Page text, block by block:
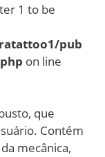
1 to be
pub
on line
que
Contém
mecânica,